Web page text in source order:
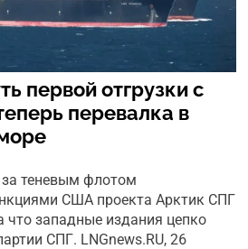
первой отгрузки с
перевалка в
теневым флотом
США проекта Арктик СПГ
что западные издания цепко
СПГ. LNGnews.RU, 26